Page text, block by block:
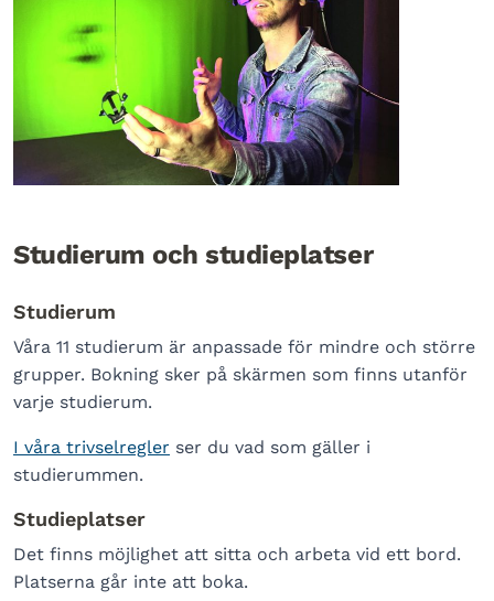
Studierum och studieplatser
Studierum
Våra 11 studierum är anpassade för mindre och större
grupper. Bokning sker på skärmen som finns utanför
varje studierum.
I våra trivselregler ser du vad som gäller i
studierummen.
Studieplatser
Det finns möjlighet att sitta och arbeta vid ett bord.
Platserna går inte att boka.